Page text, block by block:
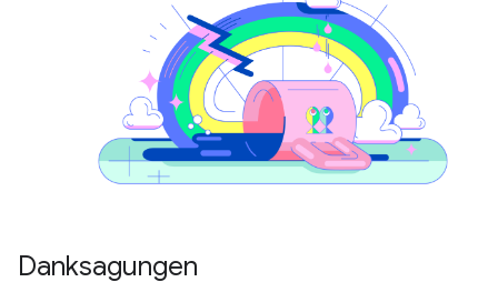
Danksagungen